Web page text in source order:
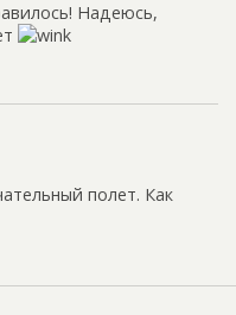
Надеюсь,
полет. Как